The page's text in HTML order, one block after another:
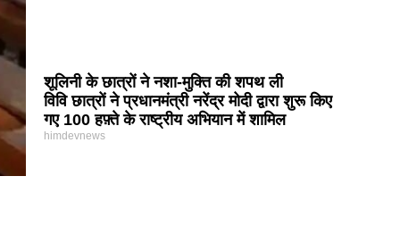
शूलिनी के छात्रों ने नशा-मुक्ति की शपथ ली
विवि छात्रों ने प्रधानमंत्री नरेंद्र मोदी द्वारा शुरू किए
गए 100 हफ़्ते के राष्ट्रीय अभियान में शामिल
himdevnews